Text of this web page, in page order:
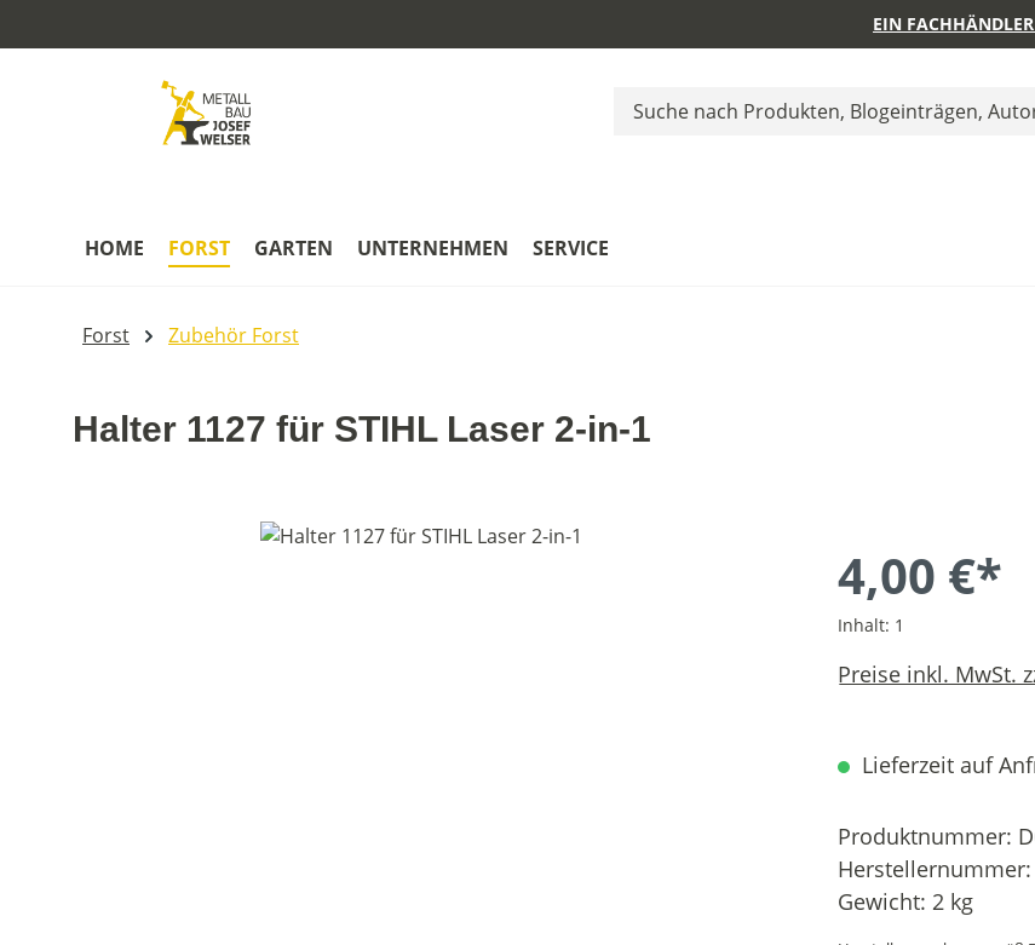
EIN
HOME FORST GARTEN UNTERNEHMEN SERVICE
Forst Zubehör Forst
Halter 1127 für STIHL Laser 2-in-1
Bildergalerie überspringen
4,00 €*
Inhalt: 1
Preise inkl. MwSt.
Lieferzeit auf
Produktnummer:
Herstellernummer:
Gewicht: 2 kg